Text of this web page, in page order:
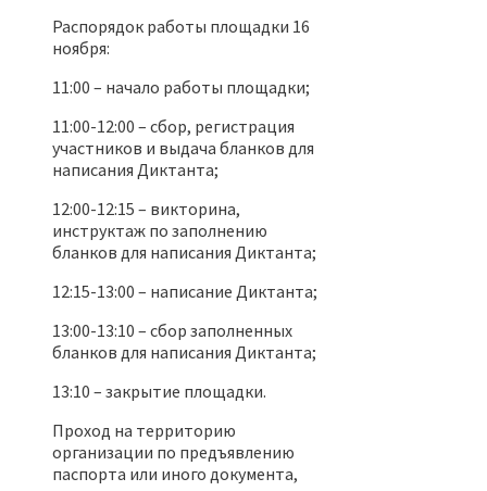
Распорядок работы площадки 16
ноября:
11:00 – начало работы площадки;
11:00-12:00 – сбор, регистрация
участников и выдача бланков для
написания Диктанта;
12:00-12:15 – викторина,
инструктаж по заполнению
бланков для написания Диктанта;
12:15-13:00 – написание Диктанта;
13:00-13:10 – сбор заполненных
бланков для написания Диктанта;
13:10 – закрытие площадки.
Проход на территорию
организации по предъявлению
паспорта или иного документа,